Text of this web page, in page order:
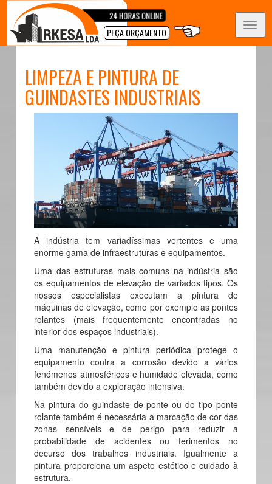
PEÇA ORÇAMENTO
LIMPEZA E PINTURA DE
GUINDASTES INDUSTRIAIS
A indústria tem variadíssimas vertentes e uma
enorme gama de infraestruturas e equipamentos.
Uma das estruturas mais comuns na indústria são
os equipamentos de elevação de variados tipos. Os
nossos especialistas executam a pintura de
máquinas de elevação, como por exemplo as pontes
rolantes (mais frequentemente encontradas no
interior dos espaços industriais).
Uma manutenção e pintura periódica protege o
equipamento contra a corrosão devido a vários
fenómenos atmosféricos e humidade elevada, como
também devido a exploração intensiva.
Na pintura do guindaste de ponte ou do tipo ponte
rolante também é necessária a marcação de cor das
zonas sensíveis e de perigo para reduzir a
probabilidade de acidentes ou ferimentos no
decurso dos trabalhos industriais. Igualmente a
pintura proporciona um aspeto estético e cuidado à
estrutura.